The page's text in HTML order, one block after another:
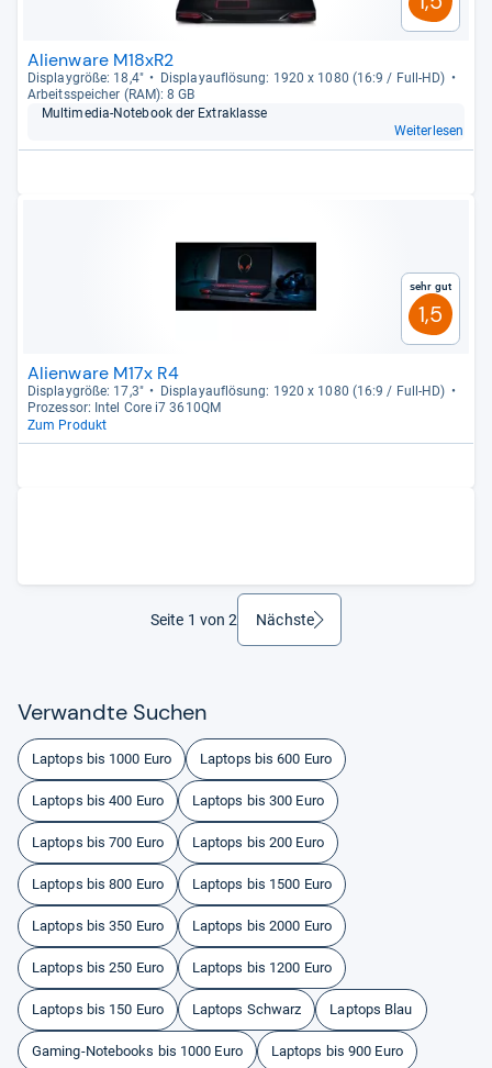
Alienware M18xR2
Dis­play­größe: 18,4"
Dis­pla­yauf­lö­sung: 1920 x 1080 (16:9 / Full-​HD)
Arbeitsspei­cher (RAM): 8 GB
Mul­ti­me­dia-​Note­book der Extra­klasse
Weiterlesen
Sehr gut
1,5
Alienware M17x R4
Dis­play­größe: 17,3"
Dis­pla­yauf­lö­sung: 1920 x 1080 (16:9 / Full-​HD)
Pro­zes­sor: Intel Core i7 3610QM
Zum Produkt
Seite 1 von 2 Nächsteweiter
Ver­wandte Suchen
Laptops bis 1000 Euro Laptops bis 600 Euro
Laptops bis 400 Euro Laptops bis 300 Euro
Laptops bis 700 Euro Laptops bis 200 Euro
Laptops bis 800 Euro Laptops bis 1500 Euro
Laptops bis 350 Euro Laptops bis 2000 Euro
Laptops bis 250 Euro Laptops bis 1200 Euro
Laptops bis 150 Euro Laptops Schwarz Laptops Blau
Gaming-Notebooks bis 1000 Euro Laptops bis 900 Euro